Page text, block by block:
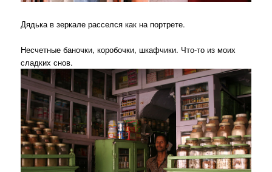
Дядька в зеркале расселся как на портрете.
Несчетные баночки, коробочки, шкафчики. Что-то из моих
сладких снов.